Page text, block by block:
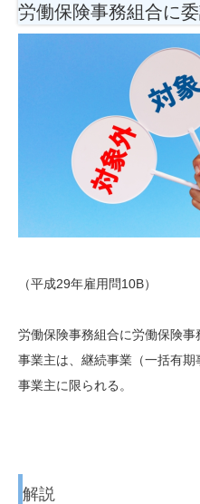
労働保険事務組合に
（平成29年雇用問10B）
労働保険事務組合に労働保険
事業主は、継続事業（一括有
事業主に限られる。
解説